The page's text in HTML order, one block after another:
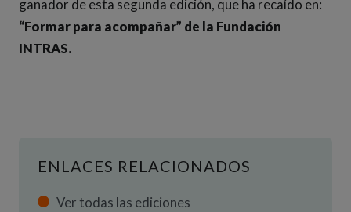
ganador de esta segunda edición, que ha recaído en:
“Formar para acompañar” de la Fundación
INTRAS.
ENLACES RELACIONADOS
Ver todas las ediciones